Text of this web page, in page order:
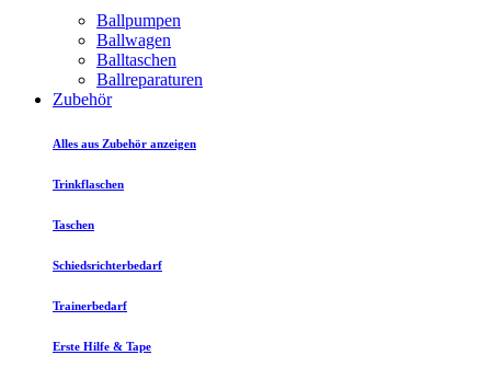
Ballpumpen
Ballwagen
Balltaschen
Ballreparaturen
Zubehör
Alles aus Zubehör anzeigen
Trinkflaschen
Taschen
Schiedsrichterbedarf
Trainerbedarf
Erste Hilfe & Tape